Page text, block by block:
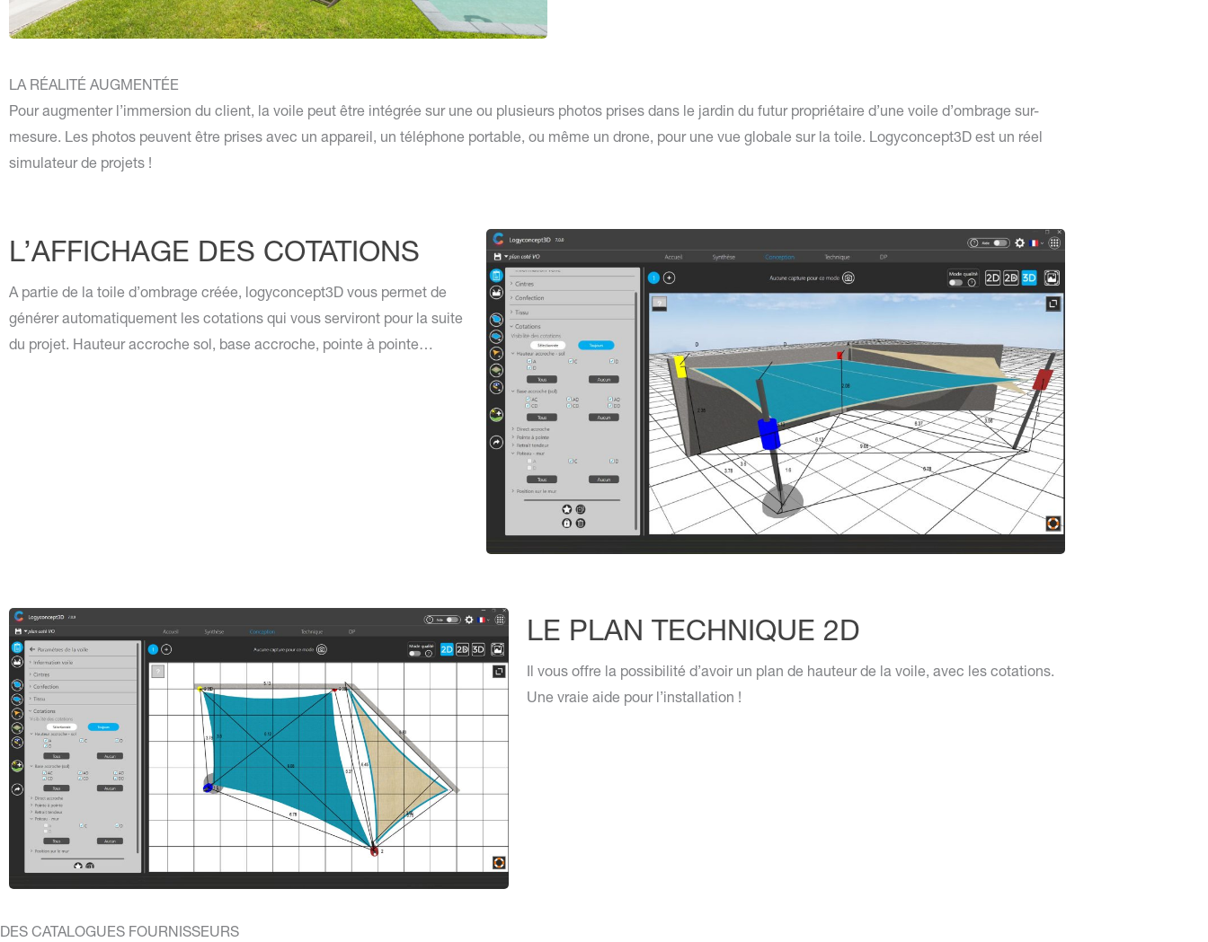
LA RÉALITÉ AUGMENTÉE
Pour augmenter l’immersion du client, la voile peut être intégrée sur une ou plusieurs photos prises dans le jardin du futur propriétaire d’une voile d’ombrage sur-
mesure. Les photos peuvent être prises avec un appareil, un téléphone portable, ou même un drone, pour une vue globale sur la toile. Logyconcept3D est un réel
simulateur de projets !
L’AFFICHAGE DES COTATIONS
A partie de la toile d’ombrage créée, logyconcept3D vous permet de
générer automatiquement les cotations qui vous serviront pour la suite
du projet. Hauteur accroche sol, base accroche, pointe à pointe…
LE PLAN TECHNIQUE 2D
Il vous offre la possibilité d’avoir un plan de hauteur de la voile, avec les cotations.
Une vraie aide pour l’installation !
DES CATALOGUES FOURNISSEURS